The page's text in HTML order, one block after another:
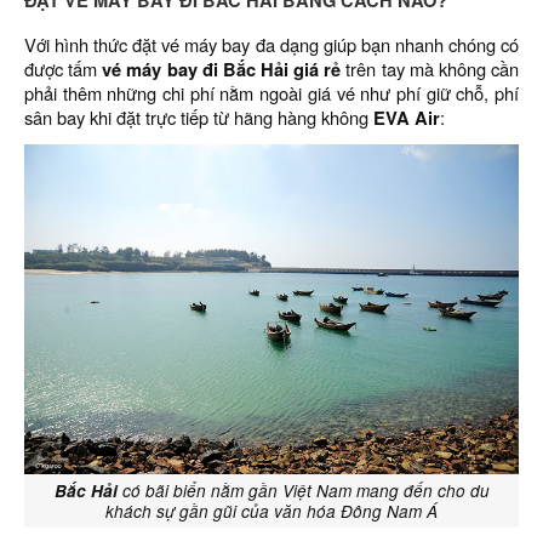
Với hình thức đặt vé máy bay đa dạng giúp bạn nhanh chóng có
được tấmvé máy bay đi Bắc Hải giá rẻtrên tay mà không cần
phải thêm những chi phí nằm ngoài giá vé như phí giữ chỗ, phí
sân bay khi đặt trực tiếp từ hãng hàng không EVA Air:
Bắc Hảicó bãi biển nằm gần Việt Nam mang đến cho du
khách sự gần gũi của văn hóa Đông Nam Á